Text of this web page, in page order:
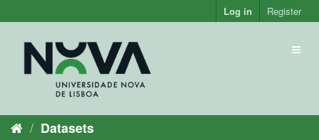
to
Log in Register
Datasets